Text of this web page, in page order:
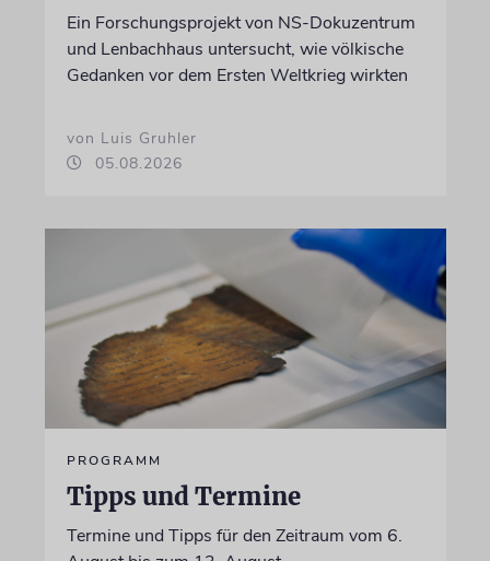
Ein Forschungsprojekt von NS-Dokuzentrum
und Lenbachhaus untersucht, wie völkische
Gedanken vor dem Ersten Weltkrieg wirkten
von Luis Gruhler
05.08.2026
PROGRAMM
Tipps und Termine
Termine und Tipps für den Zeitraum vom 6.